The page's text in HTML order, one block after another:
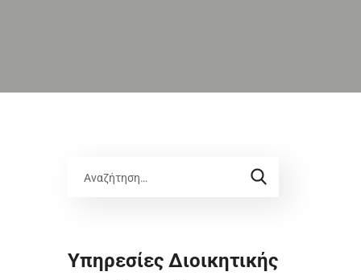
Υπηρεσίες Διοικητικής